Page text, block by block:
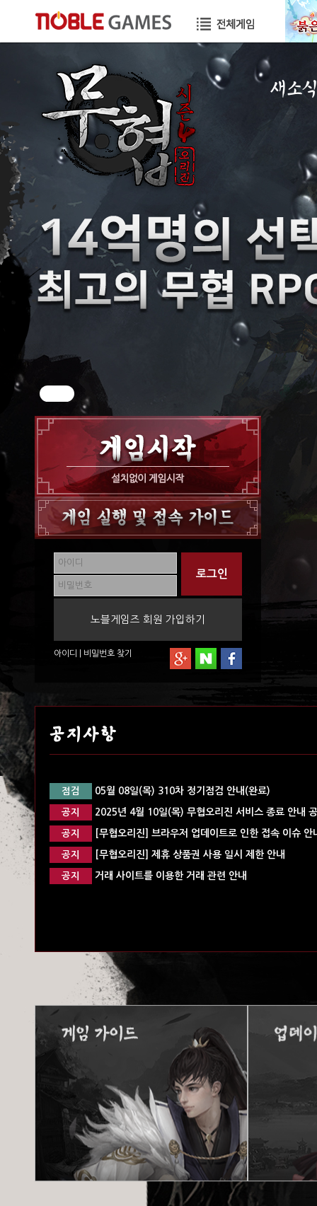
새소
GM노트
GM TIP
노블게임즈 회원 가입하기
아이디 비밀번호 찾기
공지사항
점검 05월 08일(목) 310차 정기점검 안내(완료)
공지 2025년 4월 10일(목) 무협오리진 서비스 종료 안내
공지 [무협오리진] 브라우저 업데이트로 인한 접속 이슈 안
공지 [무협오리진] 제휴 상품권 사용 일시 제한 안내
공지 거래 사이트를 이용한 거래 관련 안내